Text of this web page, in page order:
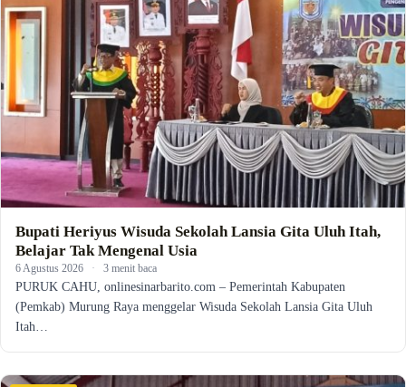
Bupati Heriyus Wisuda Sekolah Lansia Gita Uluh Itah,
Belajar Tak Mengenal Usia
6 Agustus 2026 · 3 menit baca
PURUK CAHU, onlinesinarbarito.com – Pemerintah Kabupaten
(Pemkab) Murung Raya menggelar Wisuda Sekolah Lansia Gita Uluh
Itah…